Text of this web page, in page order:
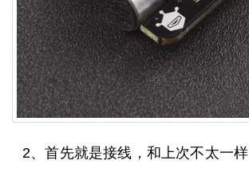
2、首先就是接线，和上次不太一